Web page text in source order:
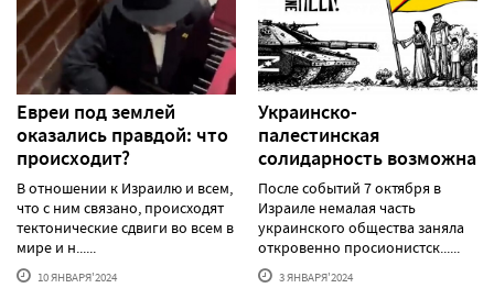
Евреи под землей
оказались правдой: что
происходит?
В отношении к Израилю и всем,
что с ним связано, происходят
тектонические сдвиги во всем в
мире и н......
10 ЯНВАРЯ'2024
Украинско-
палестинская
солидарность возможна
После событий 7 октября в
Израиле немалая часть
украинского общества заняла
откровенно просионистск......
3 ЯНВАРЯ'2024